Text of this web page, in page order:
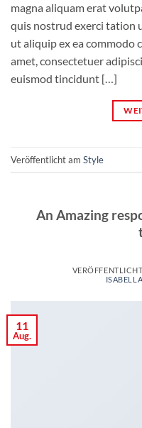
magna aliquam erat
quis nostrud exerci tation
ut aliquip ex ea commodo
amet, consectetuer
euismod tincidunt […]
Veröffentlicht am Style
An Amazing
11
Aug.